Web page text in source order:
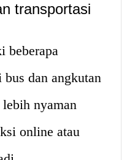
transportasi
beberapa
dan angkutan
nyaman
online atau